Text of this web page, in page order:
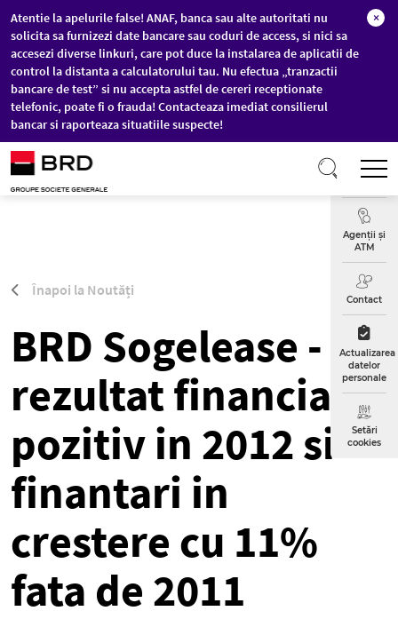
Sari la conținutul principal
Atentie la apelurile false! ANAF, banca sau alte autoritati nu
solicita sa furnizezi date bancare sau coduri de access, si nici sa
accesezi diverse linkuri, care pot duce la instalarea de aplicatii de
control la distanta a calculatorului tau. Nu efectua „tranzactii
bancare de test” si nu accepta astfel de cereri receptionate
telefonic, poate fi o frauda! Contacteaza imediat consilierul
bancar si raporteaza situatiile suspecte!
×
Curs
Agenții și
ATM
Contact
Actualizarea
datelor
personale
Setări
cookies
Înapoi la Noutăți
BRD Sogelease -
rezultat financiar
pozitiv in 2012 si
finantari in
crestere cu 11%
fata de 2011